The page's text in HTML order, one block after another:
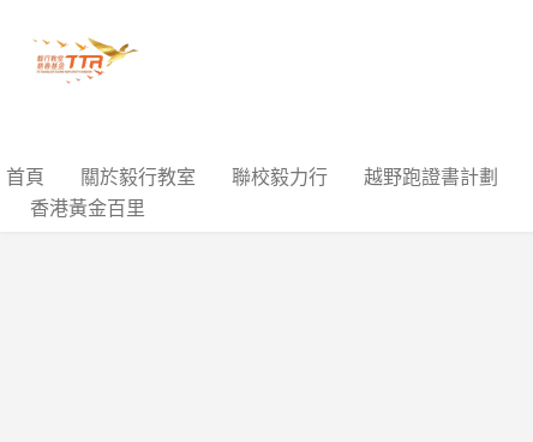
首頁 關於毅行教室 聯校毅力行 越野跑證書計劃
香港黃金百里